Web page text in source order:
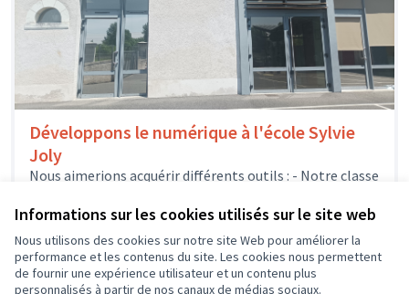
Informations sur les cookies utilisés sur le site web
Nous utilisons des cookies sur notre site Web pour améliorer la
performance et les contenus du site. Les cookies nous permettent
de fournir une expérience utilisateur et un contenu plus
personnalisés à partir de nos canaux de médias sociaux.
Développons le numérique à l'école Sylvie
Joly
Nous aimerions acquérir différents outils : - Notre classe
ordinateurs portables, afin que les élèves...